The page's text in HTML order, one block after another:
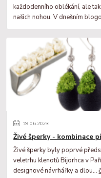
každodenního oblékání, ale
našich nohou. V dnešním
19.06.2023
Živé šperky - kombinace
Živé šperky byly poprvé
veletrhu klenotů Bijorhca v
designové návrhářky a dlou...